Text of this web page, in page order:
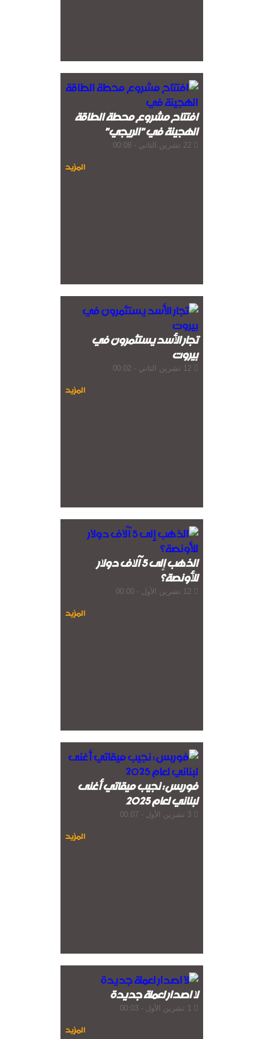
افتتاح مشروع محطة الطاقة
الهجينة في "الريجي"
المزيد
تجار الأسد يستثمرون في
بيروت
المزيد
الذهب إلى 5 آلاف دولار
للأونصة؟
المزيد
فوربس: نجيب ميقاتي أغنى
لبناني لعام 2025
المزيد
لا اصدار لعملة جديدة
المزيد